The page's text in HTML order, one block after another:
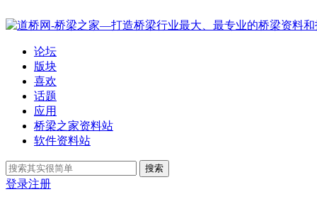
论坛
版块
喜欢
话题
应用
桥梁之家资料站
软件资料站
搜索
登录注册